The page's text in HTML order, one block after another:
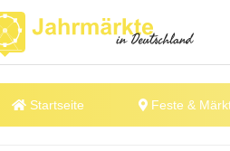
Startseite Feste &